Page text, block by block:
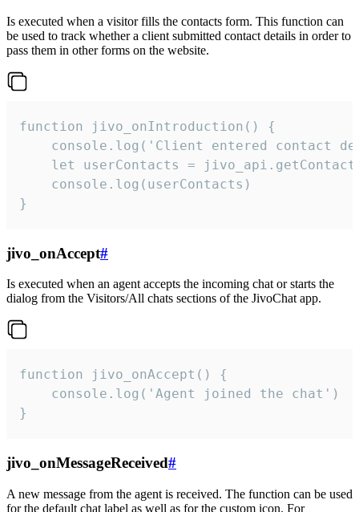
Is executed when a visitor fills the contacts form. This function can
be used to track whether a client submitted contact details in order to
pass them in other forms on the website.
function jivo_onIntroduction() {
console.log('Client entered contact
let userContacts =
    console.log(userContacts)
}
jivo_onAccept#
Is executed when an agent accepts the incoming chat or starts the
dialog from the Visitors/All chats sections of the JivoChat app.
function jivo_onAccept() {
}
jivo_onMessageReceived#
A new message from the agent is received. The function can be used
for the default chat label as well as for the custom icon. For